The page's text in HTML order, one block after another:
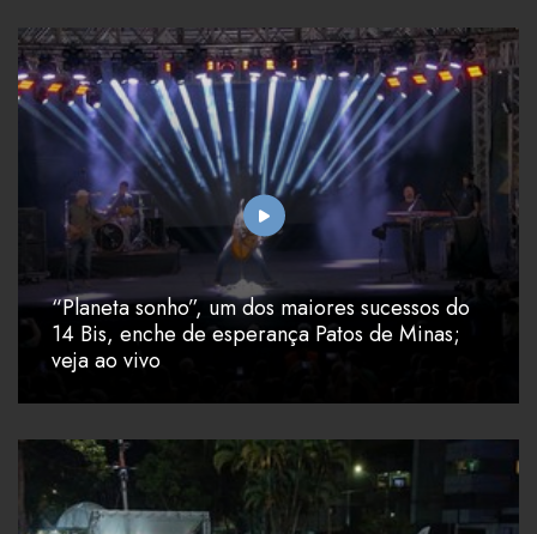
“Planeta sonho”, um dos maiores sucessos do
14 Bis, enche de esperança Patos de Minas;
veja ao vivo